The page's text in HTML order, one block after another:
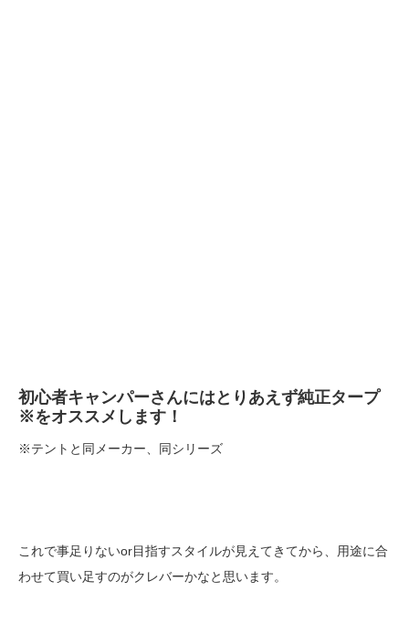
初心者キャンパーさんにはとりあえず純正タープ
※をオススメします！
※テントと同メーカー、同シリーズ
これで事足りないor目指すスタイルが見えてきてから、用途に合
わせて買い足すのがクレバーかなと思います。